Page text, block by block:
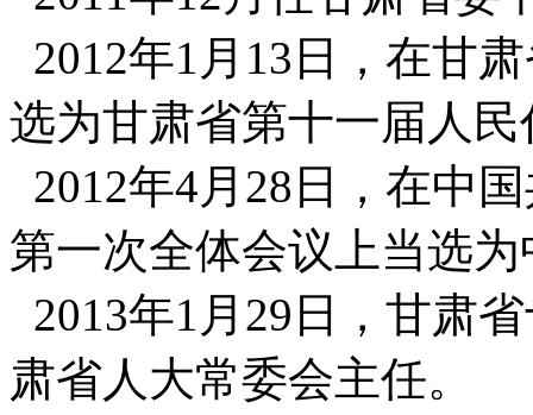
2012年1月13日，在甘
选为甘肃省第十一届人
2012年4月28日，在中
第一次全体会议上当选
2013年1月29日，甘肃
肃省人大常委会主任。